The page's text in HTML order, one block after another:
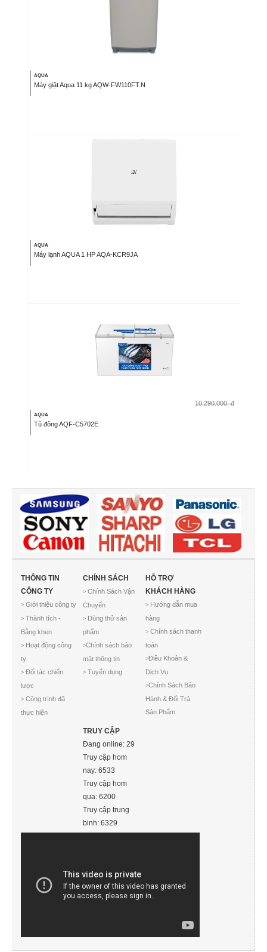
AQUA
Máy giặt Aqua 11 kg AQW-FW110FT.N
AQUA
Máy lạnh AQUA 1 HP AQA-KCR9JA
10.290.000 đ
AQUA
Tủ đông AQF-C5702E
THÔNG TIN
CÔNG TY
> Giới thiệu công ty
> Thành tích -
Bằng khen
> Hoạt động công
ty
> Đối tác chiến
lược
> Công trình đã
thực hiện
CHÍNH SÁCH
> Chính Sách Vận
Chuyển
> Dùng thử sản
phẩm
>Chính sách bảo
mật thông tin
> Tuyển dụng
HỖ TRỢ
KHÁCH HÀNG
>Hướng dẫn mua
hàng
>Chính sách thanh
toán
>Điều Khoản &
Dịch Vụ
>Chính Sách Bảo
Hành & Đổi Trả
Sản Phẩm
TRUY CẬP
Đang online: 29
Truy cập hom
nay: 6533
Truy cập hom
qua: 6200
Truy cập trung
binh: 6329